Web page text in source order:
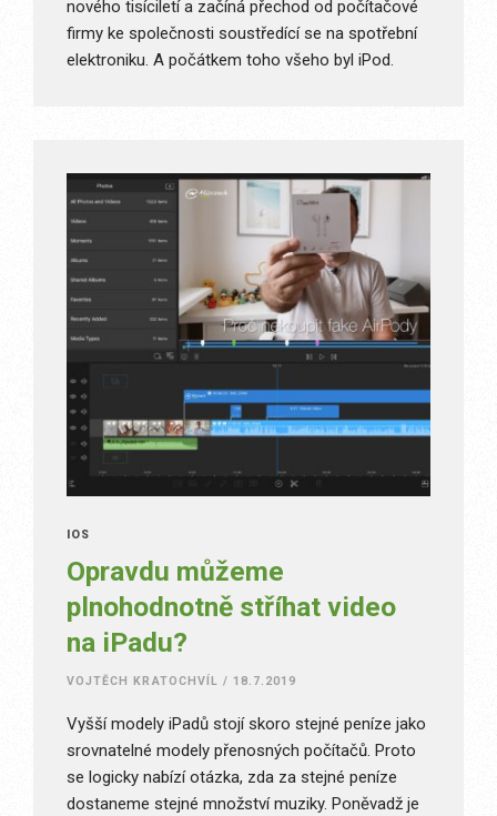
nového tisíciletí a začíná přechod od počítačové
firmy ke společnosti soustředící se na spotřební
elektroniku. A počátkem toho všeho byl iPod.
IOS
Opravdu můžeme
plnohodnotně stříhat video
na iPadu?
VOJTĚCH KRATOCHVÍL / 18.7.2019
Vyšší modely iPadů stojí skoro stejné peníze jako
srovnatelné modely přenosných počítačů. Proto
se logicky nabízí otázka, zda za stejné peníze
dostaneme stejné množství muziky. Poněvadž je